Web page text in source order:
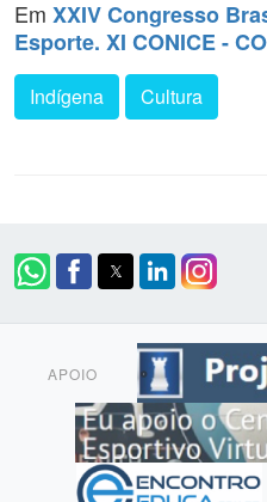
Em XXIV Congresso
Esporte. XI CONICE -
Indígena Cultura
APOIO